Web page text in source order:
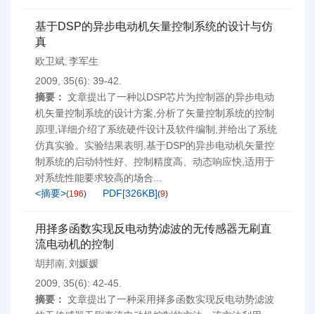
基于DSP的异步电动机矢量控制系统的设计与仿
真
欧卫斌, 李军生
2009, 35(6): 39-42.
摘要： 文章提出了一种以DSP芯片为控制器的异步电动
机矢量控制系统的设计方案,分析了矢量控制系统的控制
原理,详细介绍了系统硬件设计及软件编制,并给出了系统
仿真实验。实验结果表明,基于DSP的异步电动机矢量控
制系统的启动特性好、控制精度高、动态响应快,适用于
对系统性能要求较高的场合...
<摘要>(196) PDF[326KB](9)
用择多函数实现反电动势滤波的无传感器无刷直
流电动机的控制
胡邦南, 刘媛媛
2009, 35(6): 42-45.
摘要： 文章提出了一种采用择多函数实现反电动势滤波